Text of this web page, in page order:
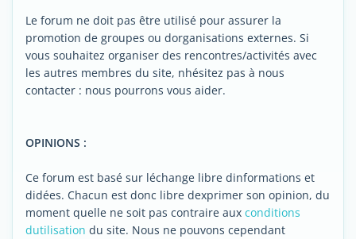
Le forum ne doit pas être utilisé pour assurer la
promotion de groupes ou dorganisations externes. Si
vous souhaitez organiser des rencontres/activités avec
les autres membres du site, nhésitez pas à nous
contacter : nous pourrons vous aider.
OPINIONS :
Ce forum est basé sur léchange libre dinformations et
didées. Chacun est donc libre dexprimer son opinion, du
moment quelle ne soit pas contraire aux conditions
dutilisation du site. Nous ne pouvons cependant